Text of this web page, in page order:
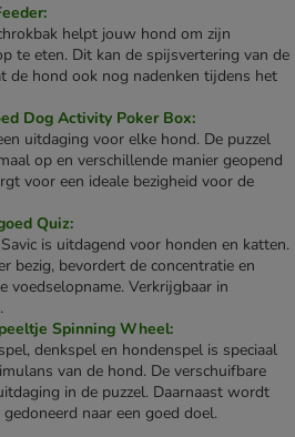
helpt jouw hond om zijn
te eten. Dit kan de spijsvertering van de
de hond ook nog nadenken tijdens het
Dog Activity Poker Box:
uitdaging voor elke hond. De puzzel
op en verschillende manier geopend
voor een ideale bezigheid voor de
Quiz:
is uitdagend voor honden en katten.
bezig, bevordert de concentratie en
voedselopname. Verkrijgbaar in
Spinning Wheel:
denkspel en hondenspel is speciaal
van de hond. De verschuifbare
in de puzzel. Daarnaast wordt
naar een goed doel.